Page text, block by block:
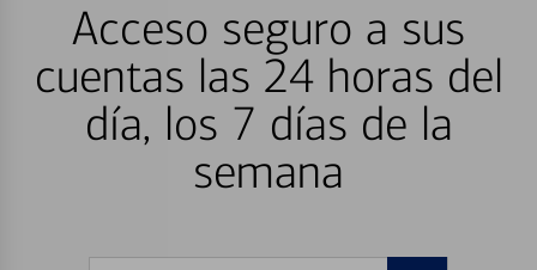
Acceso seguro a sus
cuentas las 24 horas del
día, los 7 días de la
semana